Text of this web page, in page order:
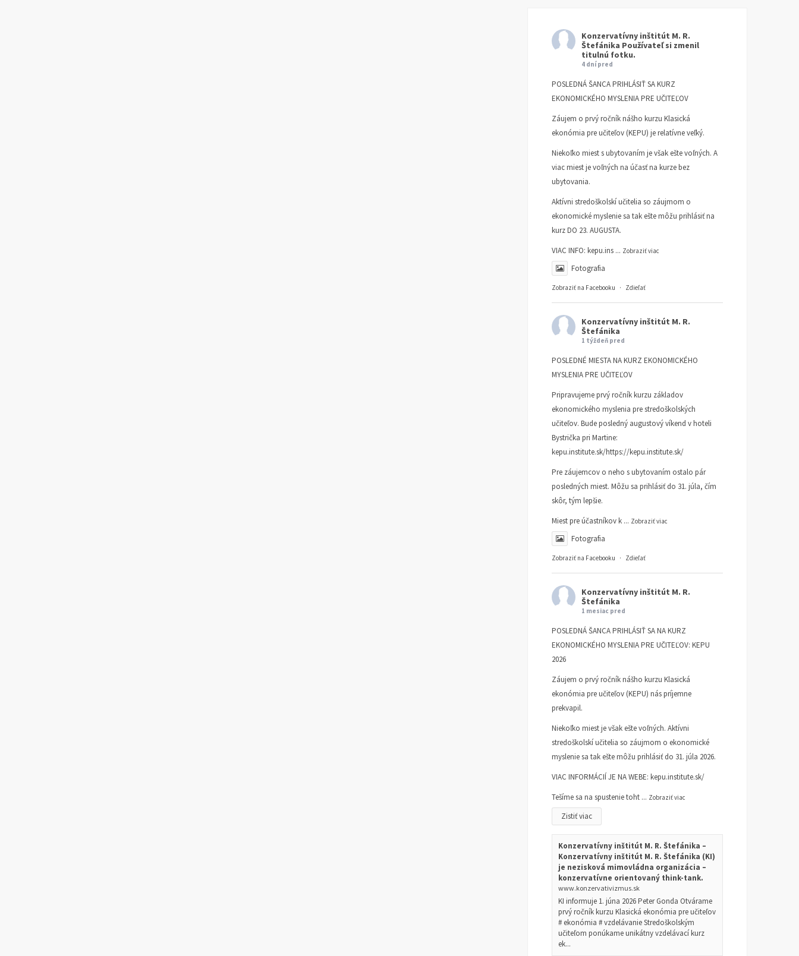
Konzervatívny inštitút M. R.
Štefánika Používateľ si zmenil
titulnú fotku.
4 dní pred
POSLEDNÁ ŠANCA PRIHLÁSIŤ SA KURZ
EKONOMICKÉHO MYSLENIA PRE UČITEĽOV
Záujem o prvý ročník nášho kurzu Klasická
ekonómia pre učiteľov (KEPU) je relatívne veľký.
Niekoľko miest s ubytovaním je však ešte voľných. A
viac miest je voľných na účasť na kurze bez
ubytovania.
Aktívni stredoškolskí učitelia so záujmom o
ekonomické myslenie sa tak ešte môžu prihlásiť na
kurz DO 23. AUGUSTA.
VIAC INFO: kepu.ins ... Zobraziť viac
Fotografia
Zobraziť na Facebooku · Zdieľať
Konzervatívny inštitút M. R.
Štefánika
1 týždeň pred
POSLEDNÉ MIESTA NA KURZ EKONOMICKÉHO
MYSLENIA PRE UČITEĽOV
Pripravujeme prvý ročník kurzu základov
ekonomického myslenia pre stredoškolských
učiteľov. Bude posledný augustový víkend v hoteli
Bystrička pri Martine:
kepu.institute.sk/https://kepu.institute.sk/
Pre záujemcov o neho s ubytovaním ostalo pár
posledných miest. Môžu sa prihlásiť do 31. júla, čím
skôr, tým lepšie.
Miest pre účastníkov k ... Zobraziť viac
Fotografia
Zobraziť na Facebooku · Zdieľať
Konzervatívny inštitút M. R.
Štefánika
1 mesiac pred
POSLEDNÁ ŠANCA PRIHLÁSIŤ SA NA KURZ
EKONOMICKÉHO MYSLENIA PRE UČITEĽOV: KEPU
2026
Záujem o prvý ročník nášho kurzu Klasická
ekonómia pre učiteľov (KEPU) nás príjemne
prekvapil.
Niekoľko miest je však ešte voľných. Aktívni
stredoškolskí učitelia so záujmom o ekonomické
myslenie sa tak ešte môžu prihlásiť do 31. júla 2026.
VIAC INFORMÁCIÍ JE NA WEBE: kepu.institute.sk/
Tešíme sa na spustenie toht ... Zobraziť viac
Zistiť viac
Konzervatívny inštitút M. R. Štefánika –
Konzervatívny inštitút M. R. Štefánika (KI)
je nezisková mimovládna organizácia –
konzervatívne orientovaný think-tank.
www.konzervativizmus.sk
KI informuje 1. júna 2026 Peter Gonda Otvárame
prvý ročník kurzu Klasická ekonómia pre učiteľov
# ekonómia # vzdelávanie Stredoškolským
učiteľom ponúkame unikátny vzdelávací kurz
ek...